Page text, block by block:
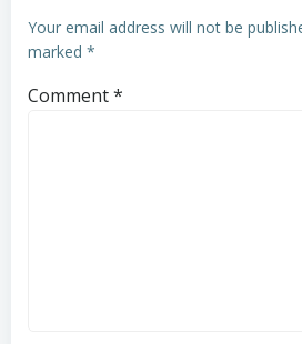
Your email address will not be
marked *
Comment*